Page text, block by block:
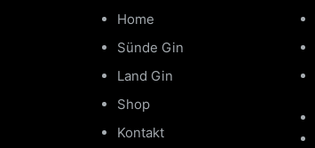
Home
Sünde Gin
Land Gin
Shop
Kontakt